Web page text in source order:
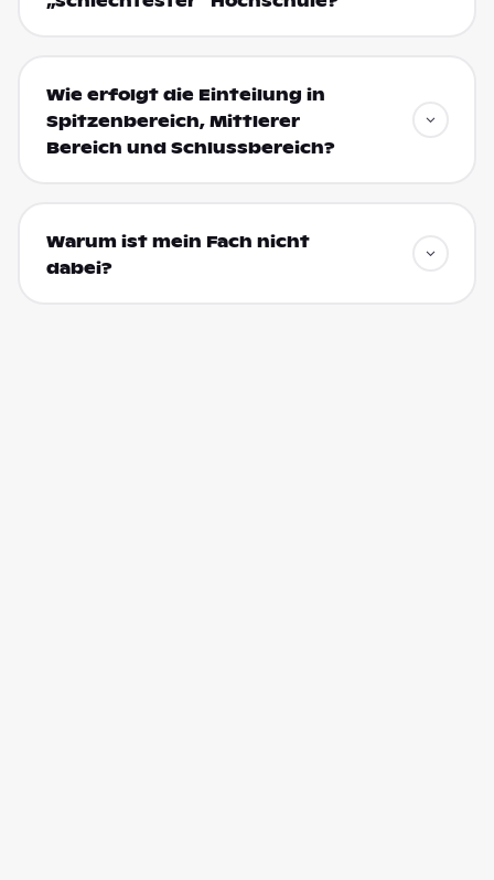
Wie erfolgt die Einteilung in
Spitzenbereich, Mittlerer
Bereich und Schlussbereich?
Warum ist mein Fach nicht
dabei?